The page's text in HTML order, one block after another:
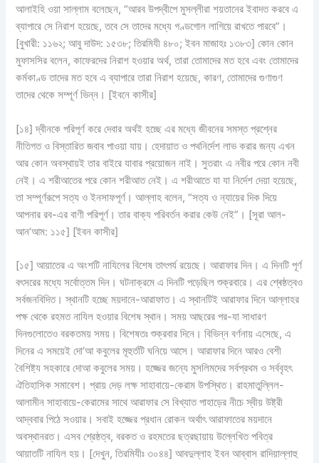
আলাইহি ওয়া সাল্লাম বলেছেন, “আরব উপদ্বীপে মুসল্লীরা শয়তানের ইবাদত করবে এ
ব্যাপারে সে নিরাশ হয়েছে, তবে সে তাদের মধ্যে গণ্ডগোল লাগিয়ে রাখতে পারবে”।
[বুখারী: ১১৬২; আবু দাউদ: ১৫৩৮; তিরমিযী ৪৮০; ইবন মাজাহঃ ১৩৮৩] কোন কোন
মুফাসসির বলেন, কাফেরদের নিরাশ হওয়ার অর্থ, তারা তোমাদের মত হবে এবং তোমাদের
কর্মকাণ্ড তাদের মত হবে এ ব্যাপারে তারা নিরাশ হয়েছে, কারণ, তোমাদের গুণাগুণ
তাদের থেকে সম্পূর্ণ ভিন্ন। [ইবনে কাসীর]
[১৪] দ্বীনকে পরিপূর্ণ করে দেবার অর্থই হচ্ছে এর মধ্যে জীবনের সমস্ত প্রশ্নের
নীতিগত ও বিস্তারিত জবাব পাওয়া যায়। হেদায়াত ও পথনির্দেশ লাভ করার জন্য এখন
আর কোন অবস্থায়ই তার বাইরে যাবার প্রয়োজন নাই। সুতরাং এ নবীর পরে কোন নবী
নেই। এ শরীআতের পরে কোন শরীআত নেই। এ শরীআতে যা যা নির্দেশ দেয়া হয়েছে,
তা সম্পূর্ণরূপে সত্য ও ইনসাফপূর্ণ। আল্লাহ বলেন, “সত্য ও ন্যায়ের দিক দিয়ে
আপনার রব-এর বাণী পরিপূর্ণ। তার বাক্য পরিবর্তন করার কেউ নেই”। [সূরা আল-
আন’আম: ১১৫] [ইবন কাসীর]
[১৫] আয়াতের এ অংশটি নাযিলের বিশেষ তাৎপর্য রয়েছে। আরাফার দিন। এ দিনটি পূর্ণ
বৎসরের মধ্যে সর্বোত্তম দিন। ঘটনাক্রমে এ দিনটি পড়েছিল শুক্রবারে। এর শ্ৰেষ্ঠত্বও
সর্বজনবিদিত। স্থানটি হচ্ছে ময়দানে-আরাফাত। এ স্থানটিই আরাফার দিনে আল্লাহর
পক্ষ থেকে রহমত নাযিল হওয়ার বিশেষ স্থান। সময় আছরের পর-যা সাধারণ
দিনগুলোতেও বরকতময় সময়। বিশেষতঃ শুক্রবার দিনে। বিভিন্ন বর্ণনায় এসেছে, এ
দিনের এ সময়েই দো’আ কবুলের মূহুর্তটি ঘনিয়ে আসে। আরাফার দিনে আরও বেশী
বৈশিষ্ট্য সহকারে দোআ কবুলের সময়। হজ্জের জন্যে মুসলিমদের সর্বপ্রথম ও সর্ববৃহৎ
ঐতিহাসিক সমাবেশ। প্রায় দেড় লক্ষ সাহাবায়ে-কেরাম উপস্থিত। রাহমাতুল্লিল-
আলামীন সাহাবায়ে-কেরামের সাথে আরাফার সে বিখ্যাত পাহাড়ের নীচে স্বীয় উষ্ট্রী
আদ্ববার পিঠে সওয়ার। সবাই হজ্জের প্রধান রোকন অর্থাৎ আরাফাতের ময়দানে
অবস্থানরত। এসব শ্রেষ্ঠত্ব, বরকত ও রহমতের ছত্রছায়ায় উল্লেখিত পবিত্র
আয়াতটি নাযিল হয়। [দেখুন, তিরমিযীঃ ৩০৪৪] আবদুল্লাহ ইবন আব্বাস রাদিয়াল্লাহু